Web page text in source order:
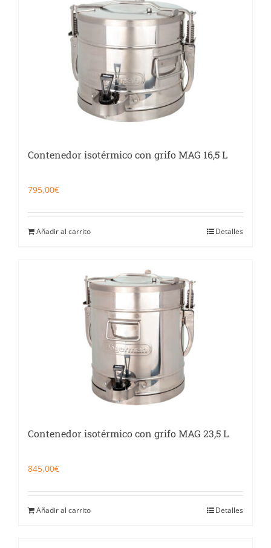
Food Service y Vending
Contenedor isotérmico con grifo MAG 16,5 L
795,00€
Añadir al carrito Detalles
Contenedor isotérmico con grifo MAG 23,5 L
845,00€
Añadir al carrito Detalles